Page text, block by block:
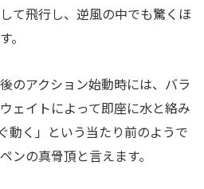
て飛行し、逆風の中でも驚くほ
。
のアクション始動時には、バラ
ェイトによって即座に水と絡み
動く」という当たり前のようで
ンの真骨頂と言えます。